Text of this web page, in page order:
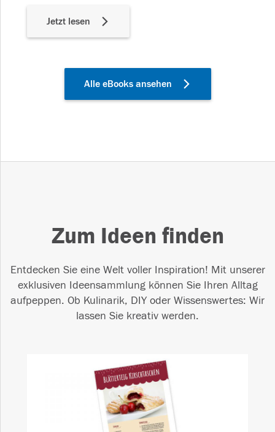
Jetzt lesen
Alle eBooks ansehen
Zum Ideen finden
Entdecken Sie eine Welt voller Inspiration! Mit unserer
exklusiven Ideensammlung können Sie Ihren Alltag
aufpeppen. Ob Kulinarik, DIY oder Wissenswertes: Wir
lassen Sie kreativ werden.